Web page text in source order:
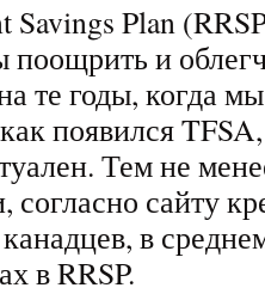
Savings Plan
поощрить и
те годы, когда
появился
Тем не
согласно сайту
в
в RRSP.